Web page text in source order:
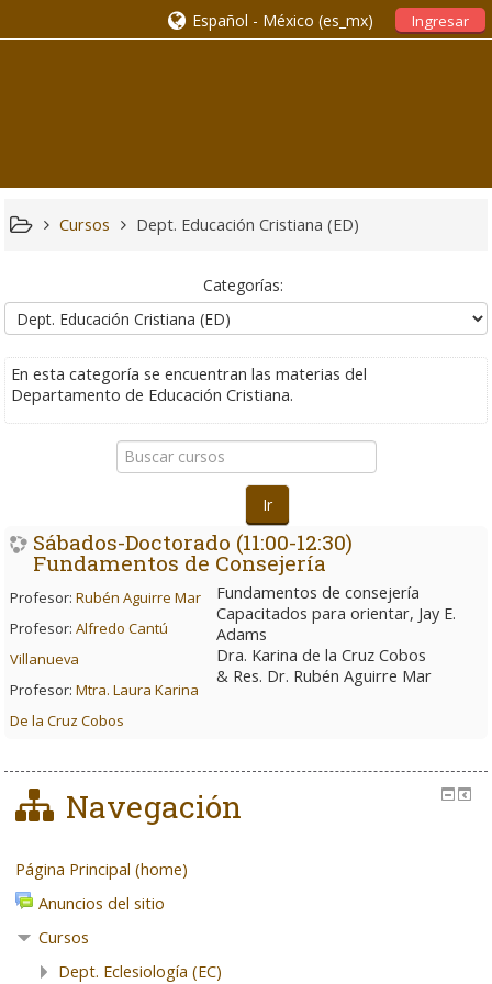
Ingresar
Español - México ‎(es_mx)‎
Cursos Dept. Educación Cristiana (ED)
Categorías:
En esta categoría se encuentran las materias del
Departamento de Educación Cristiana.
Buscar
cursos
Ir
Sábados-Doctorado (11:00-12:30)
Fundamentos de Consejería
Fundamentos de consejería
Capacitados para orientar, Jay E.
Adams
Dra. Karina de la Cruz Cobos
& Res. Dr. Rubén Aguirre Mar
Profesor:Rubén Aguirre Mar
Profesor:Alfredo Cantú
Villanueva
Profesor:Mtra. Laura Karina
De la Cruz Cobos
Navegación
Página Principal (home)
Anuncios del sitio
Cursos
Dept. Eclesiología (EC)